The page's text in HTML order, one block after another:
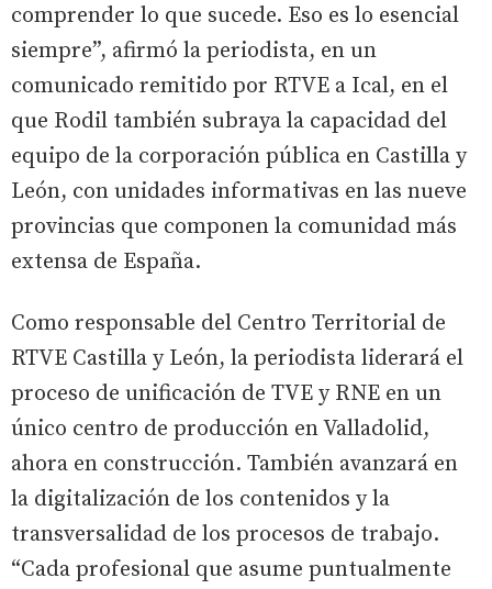
comprender lo que sucede. Eso es lo esencial
siempre”, afirmó la periodista, en un
comunicado remitido por RTVE a Ical, en el
que Rodil también subraya la capacidad del
equipo de la corporación pública en Castilla y
León, con unidades informativas en las nueve
provincias que componen la comunidad más
extensa de España.
Como responsable del Centro Territorial de
RTVE Castilla y León, la periodista liderará el
proceso de unificación de TVE y RNE en un
único centro de producción en Valladolid,
ahora en construcción. También avanzará en
la digitalización de los contenidos y la
transversalidad de los procesos de trabajo.
“Cada profesional que asume puntualmente